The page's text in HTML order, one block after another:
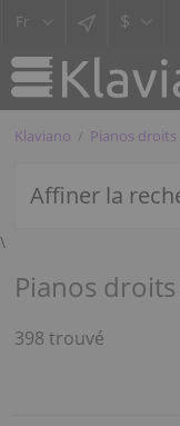
$
Klaviano Pianos droits
Affiner la
\
Pianos
398 trouvé